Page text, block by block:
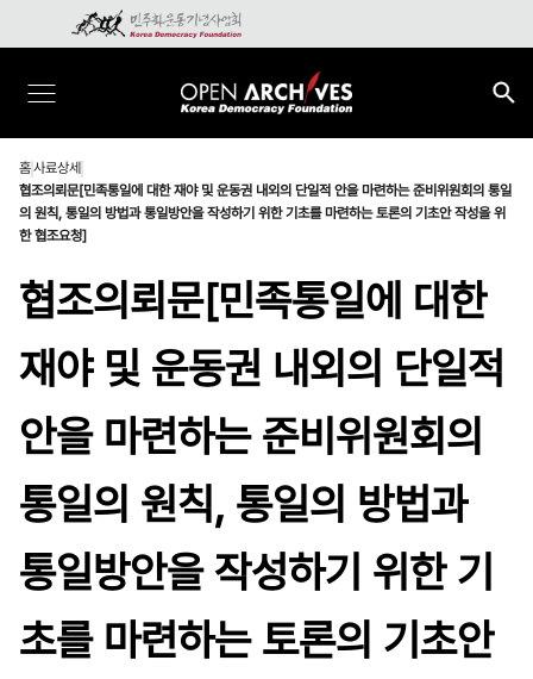
홈사료상세
협조의뢰문[민족통일에 대한 재야 및 운동권 내외의 단일적 안을 마련하는 준비위원회의 통일
의 원칙, 통일의 방법과 통일방안을 작성하기 위한 기초를 마련하는 토론의 기초안 작성을 위
한 협조요청]
협조의뢰문[민족통일에 대한
재야 및 운동권 내외의 단일적
안을 마련하는 준비위원회의
통일의 원칙, 통일의 방법과
통일방안을 작성하기 위한 기
초를 마련하는 토론의 기초안